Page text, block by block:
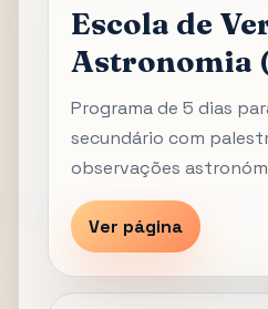
Escola de
Astronomia
Programa de 5 dias
secundário com
observações
Ver página